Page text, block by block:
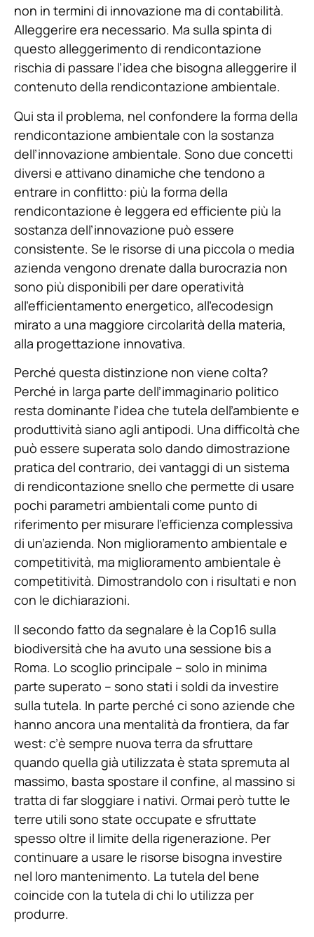
non in termini di innovazione ma di contabilità.
Alleggerire era necessario. Ma sulla spinta di
questo alleggerimento di rendicontazione
rischia di passare l’idea che bisogna alleggerire il
contenuto della rendicontazione ambientale.
Qui sta il problema, nel confondere la forma della
rendicontazione ambientale con la sostanza
dell’innovazione ambientale. Sono due concetti
diversi e attivano dinamiche che tendono a
entrare in conflitto: più la forma della
rendicontazione è leggera ed efficiente più la
sostanza dell’innovazione può essere
consistente. Se le risorse di una piccola o media
azienda vengono drenate dalla burocrazia non
sono più disponibili per dare operatività
all’efficientamento energetico, all’ecodesign
mirato a una maggiore circolarità della materia,
alla progettazione innovativa.
Perché questa distinzione non viene colta?
Perché in larga parte dell’immaginario politico
resta dominante l’idea che tutela dell’ambiente e
produttività siano agli antipodi. Una difficoltà che
può essere superata solo dando dimostrazione
pratica del contrario, dei vantaggi di un sistema
di rendicontazione snello che permette di usare
pochi parametri ambientali come punto di
riferimento per misurare l’efficienza complessiva
di un’azienda. Non miglioramento ambientale e
competitività, ma miglioramento ambientale è
competitività. Dimostrandolo con i risultati e non
con le dichiarazioni.
Il secondo fatto da segnalare è la Cop16 sulla
biodiversità che ha avuto una sessione bis a
Roma. Lo scoglio principale – solo in minima
parte superato – sono stati i soldi da investire
sulla tutela. In parte perché ci sono aziende che
hanno ancora una mentalità da frontiera, da far
west: c’è sempre nuova terra da sfruttare
quando quella già utilizzata è stata spremuta al
massimo, basta spostare il confine, al massino si
tratta di far sloggiare i nativi. Ormai però tutte le
terre utili sono state occupate e sfruttate
spesso oltre il limite della rigenerazione. Per
continuare a usare le risorse bisogna investire
nel loro mantenimento. La tutela del bene
coincide con la tutela di chi lo utilizza per
produrre.